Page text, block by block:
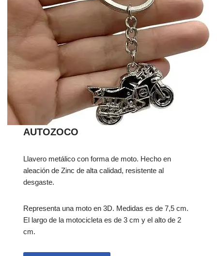
AUTOZOCO
Llavero metálico con forma de moto. Hecho en
aleación de Zinc de alta calidad, resistente al
desgaste.
Representa una moto en 3D. Medidas es de 7,5 cm.
El largo de la motocicleta es de 3 cm y el alto de 2
cm.